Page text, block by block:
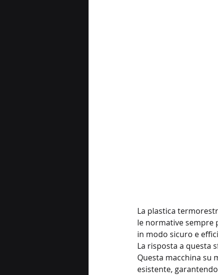
La plastica
le normative sempre
in modo sicuro e
La risposta a questa
Questa macchina su
esistente,